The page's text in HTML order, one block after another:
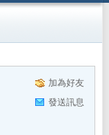
加為好友
發送訊息